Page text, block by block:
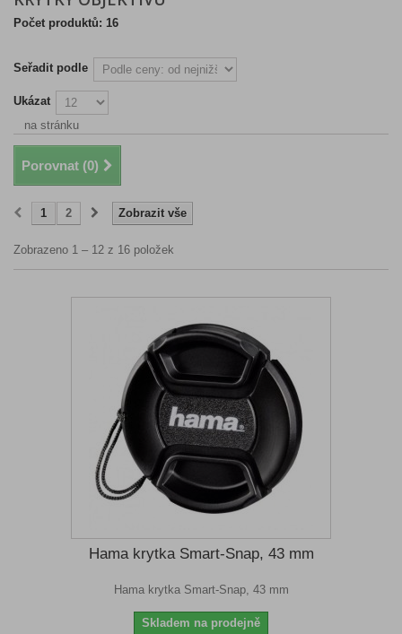
Počet produktů: 16
Seřadit podle
Ukázat
na stránku
Porovnat (0)
Zobrazit vše
1 2
Zobrazeno 1 – 12 z 16 položek
Hama krytka Smart-Snap, 43 mm
Hama krytka Smart-Snap, 43 mm
Skladem na prodejně